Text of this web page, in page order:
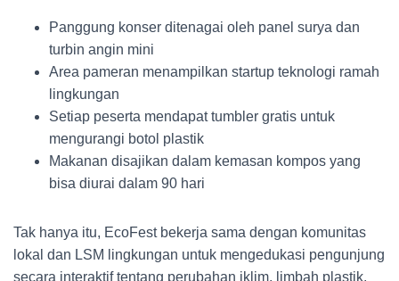
Panggung konser ditenagai oleh panel surya dan
turbin angin mini
Area pameran menampilkan startup teknologi ramah
lingkungan
Setiap peserta mendapat tumbler gratis untuk
mengurangi botol plastik
Makanan disajikan dalam kemasan kompos yang
bisa diurai dalam 90 hari
Tak hanya itu, EcoFest bekerja sama dengan komunitas
lokal dan LSM lingkungan untuk mengedukasi pengunjung
secara interaktif tentang perubahan iklim, limbah plastik,